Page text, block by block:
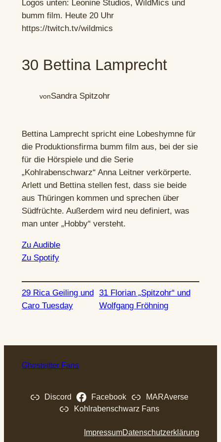
30 Bettina Lamprecht
vonSandra Spitzohr
Bettina Lamprecht spricht eine Lobeshymne für
die Produktionsfirma bumm film aus, bei der sie
für die Hörspiele und die Serie
„Kohlrabenschwarz“ Anna Leitner verkörperte.
Arlett und Bettina stellen fest, dass sie beide
aus Thüringen kommen und sprechen über
Südfrüchte. Außerdem wird neu definiert, was
man unter „Hobby“ versteht.
Zu Audible
Zu Spotify
29 Rica Geiling und
Caro Tuesday
31 Florian „Spitzohr“ und
Wolfgang Fröhning
Ghostsitter Fans
Discord Facebook
MARAverse
Kohlrabenschwarz Fans
ImpressumDatenschutzerklärung